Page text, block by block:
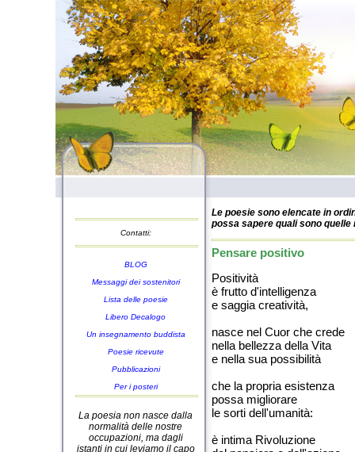
Contatti:
BLOG
Messaggi dei sostenitori
Lista delle poesie
Libero Decalogo
Un insegnamento buddista
Poesie ricevute
Pubblicazioni
Per i posteri
La poesia non nasce dalla
normalità delle nostre
occupazioni, ma dagli
istanti in cui leviamo il capo
Le poesie sono elencate in
possa sapere quali sono
Pensare positivo
Positività
è frutto d'intelligenza
e saggia creatività,
nasce nel Cuor che crede
nella bellezza della Vita
e nella sua possibilità
che la propria esistenza
possa migliorare
le sorti dell'umanità:
è intima Rivoluzione